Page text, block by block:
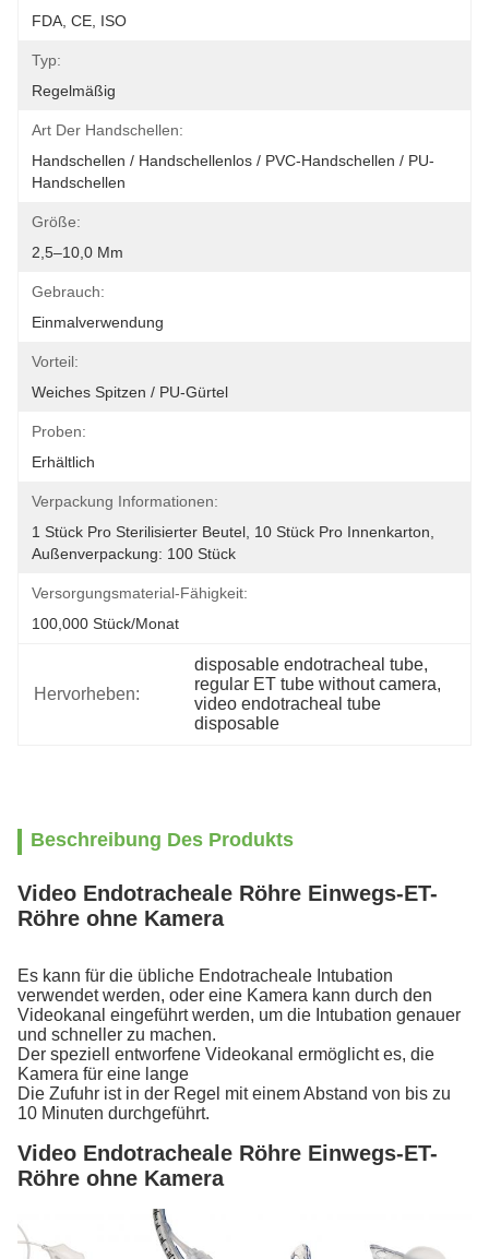
FDA, CE, ISO
Typ:
Regelmäßig
Art Der Handschellen:
Handschellen / Handschellenlos / PVC-Handschellen / PU-
Handschellen
Größe:
2,5–10,0 Mm
Gebrauch:
Einmalverwendung
Vorteil:
Weiches Spitzen / PU-Gürtel
Proben:
Erhältlich
Verpackung Informationen:
1 Stück Pro Sterilisierter Beutel, 10 Stück Pro Innenkarton,
Außenverpackung: 100 Stück
Versorgungsmaterial-Fähigkeit:
100,000 Stück/Monat
Hervorheben:
disposable endotracheal tube,
regular ET tube without camera,
video endotracheal tube
disposable
Beschreibung Des Produkts
Video Endotracheale Röhre Einwegs-ET-
Röhre ohne Kamera
Es kann für die übliche Endotracheale Intubation
verwendet werden, oder eine Kamera kann durch den
Videokanal eingeführt werden, um die Intubation genauer
und schneller zu machen.
Der speziell entworfene Videokanal ermöglicht es, die
Kamera für eine lange
Die Zufuhr ist in der Regel mit einem Abstand von bis zu
10 Minuten durchgeführt.
Video Endotracheale Röhre Einwegs-ET-
Röhre ohne Kamera